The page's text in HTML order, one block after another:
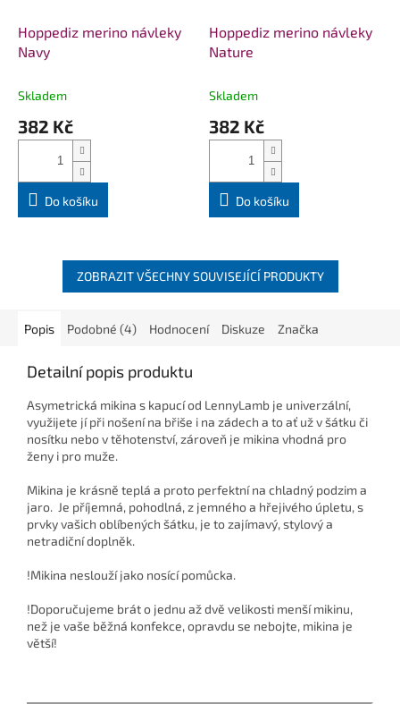
Hoppediz merino návleky
Navy
Skladem
382 Kč
Do košíku
Hoppediz merino návleky
Nature
Skladem
382 Kč
Do košíku
ZOBRAZIT VŠECHNY SOUVISEJÍCÍ PRODUKTY
Popis Podobné (4) Hodnocení Diskuze Značka
Detailní popis produktu
Asymetrická mikina s kapucí od LennyLamb je univerzální,
využijete jí při nošení na břiše i na zádech a to ať už v šátku či
nosítku nebo v těhotenství, zároveň je mikina vhodná pro
ženy i pro muže.
Mikina je krásně teplá a proto perfektní na chladný podzim a
jaro. Je příjemná, pohodlná, z jemného a hřejivého úpletu, s
prvky vašich oblíbených šátku, je to zajímavý, stylový a
netradiční doplněk.
!Mikina neslouží jako nosící pomůcka.
!Doporučujeme brát o jednu až dvě velikosti menší mikinu,
než je vaše běžná konfekce, opravdu se nebojte, mikina je
větší!